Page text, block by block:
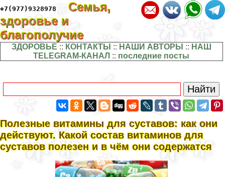
+7(977)9328978
Семья,
здоровье и
благополучие
ЗДОРОВЬЕ :: КОНТАКТЫ :: НАШИ АВТОРЫ :: НАШ
TELEGRAM-КАНАЛ :: последние посты
Полезные витамины для суставов: как они
действуют. Какой состав витаминов для
суставов полезен и в чём они содержатся